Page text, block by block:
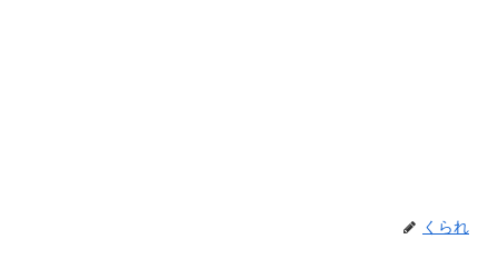
くられ